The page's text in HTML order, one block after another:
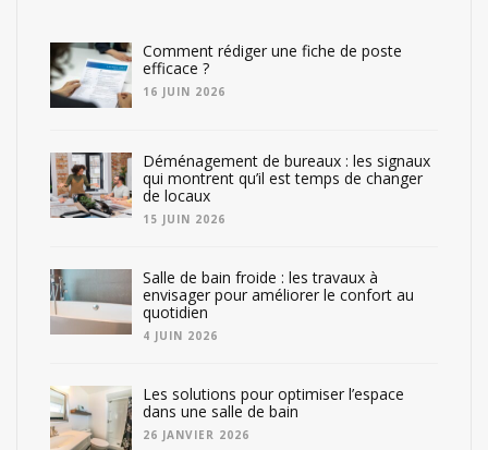
Comment rédiger une fiche de poste
efficace ?
16 JUIN 2026
Déménagement de bureaux : les signaux
qui montrent qu’il est temps de changer
de locaux
15 JUIN 2026
Salle de bain froide : les travaux à
envisager pour améliorer le confort au
quotidien
4 JUIN 2026
Les solutions pour optimiser l’espace
dans une salle de bain
26 JANVIER 2026